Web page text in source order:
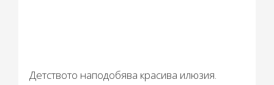
Детството наподобява красива илюзия.